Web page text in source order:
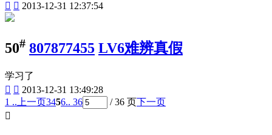
  2013-12-31 12:37:54
50# 807877455 LV6难辨真假
学习了
  2013-12-31 13:49:28
1 .. 上一页3456.. 36 / 36 页下一页
